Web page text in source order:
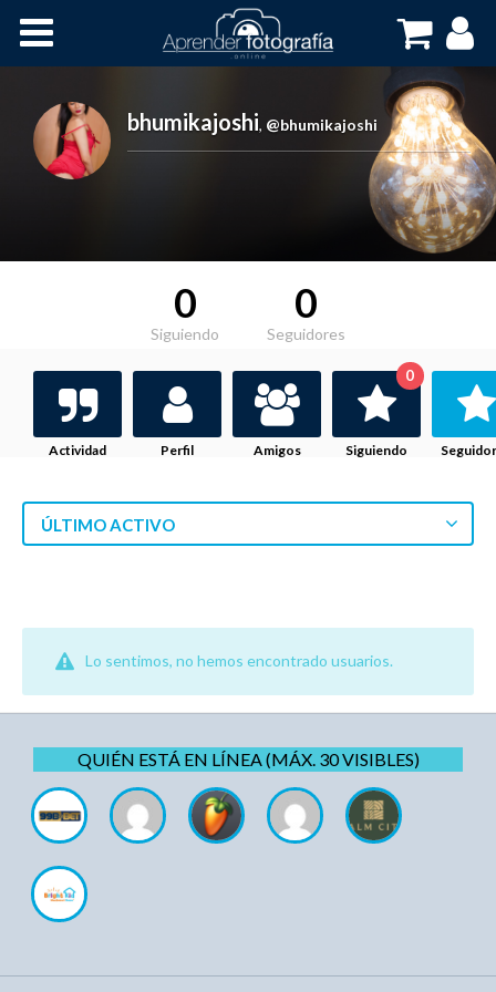
Cursos OnLine
bhumikajoshi, @bhumikajoshi
0
Siguiendo
0
Seguidores
Actividad Perfil Amigos Siguiendo
0
ÚLTIMO ACTIVO
Lo sentimos, no hemos encontrado usuarios.
QUIÉN ESTÁ EN LÍNEA (MÁX. 30 VISIBLES)